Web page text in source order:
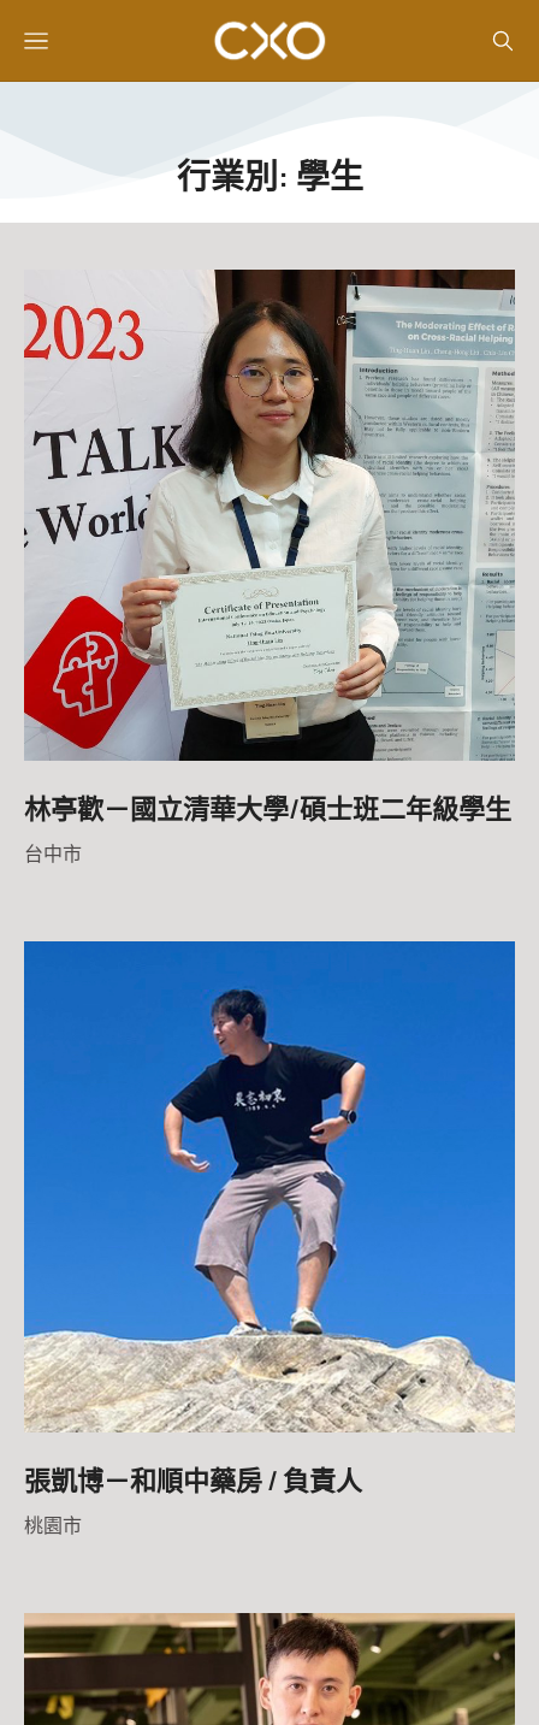
行業別: 學生
林亭歡－國立清華大學/碩士班二年級學生
台中市
張凱博－和順中藥房 / 負責人
桃園市